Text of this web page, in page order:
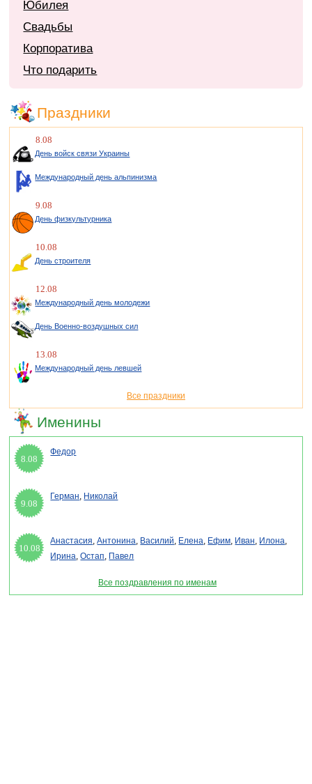
Юбилея
Свадьбы
Корпоратива
Что подарить
Праздники
8.08
День войск связи Украины
Международный день альпинизма
9.08
День физкультурника
10.08
День строителя
12.08
Международный день молодежи
День Военно-воздушных сил
13.08
Международный день левшей
Все праздники
Именины
8.08
Федор
9.08
Герман, Николай
10.08
Анастасия,Антонина, Василий, Елена, Ефим, Иван, Илона,
Ирина,Остап, Павел
Все поздравления по именам